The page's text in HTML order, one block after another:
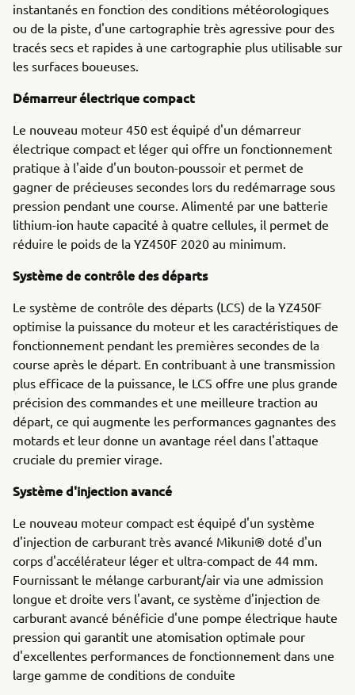
instantanés en fonction des conditions météorologiques
ou de la piste, d'une cartographie très agressive pour des
tracés secs et rapides à une cartographie plus utilisable sur
les surfaces boueuses.
Démarreur électrique compact
Le nouveau moteur 450 est équipé d'un démarreur
électrique compact et léger qui offre un fonctionnement
pratique à l'aide d'un bouton-poussoir et permet de
gagner de précieuses secondes lors du redémarrage sous
pression pendant une course. Alimenté par une batterie
lithium-ion haute capacité à quatre cellules, il permet de
réduire le poids de la YZ450F 2020 au minimum.
Système de contrôle des départs
Le système de contrôle des départs (LCS) de la YZ450F
optimise la puissance du moteur et les caractéristiques de
fonctionnement pendant les premières secondes de la
course après le départ. En contribuant à une transmission
plus efficace de la puissance, le LCS offre une plus grande
précision des commandes et une meilleure traction au
départ, ce qui augmente les performances gagnantes des
motards et leur donne un avantage réel dans l'attaque
cruciale du premier virage.
Système d'injection avancé
Le nouveau moteur compact est équipé d'un système
d'injection de carburant très avancé Mikuni® doté d'un
corps d'accélérateur léger et ultra-compact de 44 mm.
Fournissant le mélange carburant/air via une admission
longue et droite vers l'avant, ce système d'injection de
carburant avancé bénéficie d'une pompe électrique haute
pression qui garantit une atomisation optimale pour
d'excellentes performances de fonctionnement dans une
large gamme de conditions de conduite